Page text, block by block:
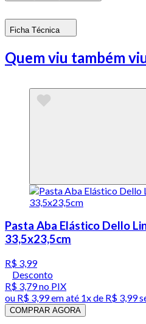
Ficha Técnica
Quem viu também
Pasta Aba Elástico Dello
33,5x23,5cm
R$ 3,99
Desconto
R$ 3,79no PIX
ou R$ 3,99em até 1x de R$ 3,99
COMPRAR AGORA